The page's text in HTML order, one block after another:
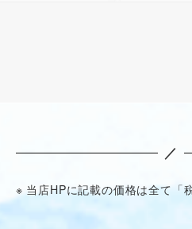
／
※ 当店HPに記載の価格は全て「